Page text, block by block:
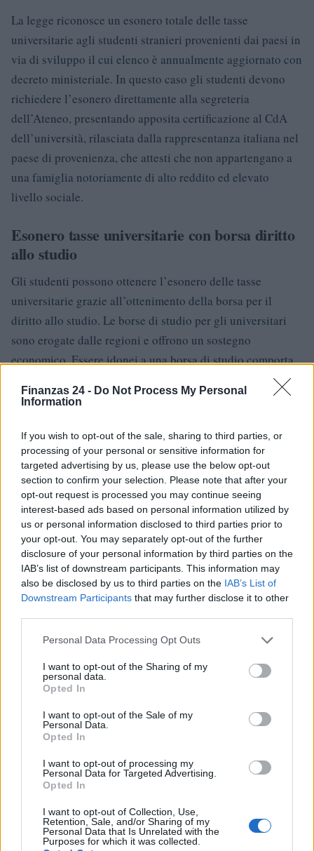
Finanzas 24 - Do Not Process My Personal
Information
If you wish to opt-out of the sale, sharing to third parties, or
processing of your personal or sensitive information for
targeted advertising by us, please use the below opt-out
section to confirm your selection. Please note that after your
opt-out request is processed you may continue seeing
interest-based ads based on personal information utilized by
us or personal information disclosed to third parties prior to
your opt-out. You may separately opt-out of the further
disclosure of your personal information by third parties on the
IAB’s list of downstream participants. This information may
also be disclosed by us to third parties on the IAB’s List of
Downstream Participants that may further disclose it to other
Please note that this website/app uses one or more Google
not limited to your visit or usage behaviour. You may click to
grant or deny consent to Google and its third-party tags to
use your data for below specified purposes in below Google
consent section.
Personal Data Processing Opt Outs
I want to opt-out of the Sharing of my
personal data.
Opted In
I want to opt-out of the Sale of my
Personal Data.
Opted In
I want to opt-out of processing my
Personal Data for Targeted Advertising.
Opted In
I want to opt-out of Collection, Use,
Retention, Sale, and/or Sharing of my
Personal Data that Is Unrelated with the
Purposes for which it was collected.
La legge riconosce un esonero totale delle tasse
universitarie agli studenti stranieri provenienti dai paesi in
via di sviluppo il cui elenco è annualmente aggiornato con
decreto ministeriale. In questo caso gli studenti devono
richiedere l’esonero direttamente alla segreteria
dell’Ateneo, presentando apposita certificazione al CdA
dell’università, rilasciata dalla rappresentanza italiana nel
paese di provenienza, che attesti che non appartengano a
una famiglia notoriamente di alto reddito ed elevato
livello sociale.
Esonero tasse universitarie con borsa diritto
allo studio
Gli studenti possono ottenere l’esonero delle tasse
universitarie grazie all’ottenimento della borsa per il
diritto allo studio. Le borse di studio per gli universitari
sono erogate dalle regioni e offrono un sostegno
economico. Essere idonei a una borsa di studio comporta
anche il diritto all’esonero totale dalle tasse universitarie
e, per beneficiarne, a differenza delle borse di studio per
requisiti economici.
Ogni anno, infatti, gli atenei pubblicano appositi bandi in
autonomia o attraverso gli enti di diritto allo studio
universitario, con i quali mettono a disposizione le risorse
destinate a coprire, tra le altre cose, anche i costi del
contributo di iscrizione. Nel bando vengono definiti i
criteri per richiedere l’esonero, nonché le modalità di
riconoscimento e accesso. È importante sottolineare che, a
parità di merito, in questi casi hanno precedenza gli
accesso equo alle opportunità di istruzione superiore.
Per partecipare all’assegnazione di queste borse di studio
è opportuno chiedere informazioni presso l’Ateneo scelto
oppure l’ente di diritto allo studio ad esso collegato.
Esoneri parziali e riduzione tasse
universitarie
legge 68 del 2012 e la Legge 118 del 1971 individuano
delle circostanze e delle condizioni che, se si verificano,